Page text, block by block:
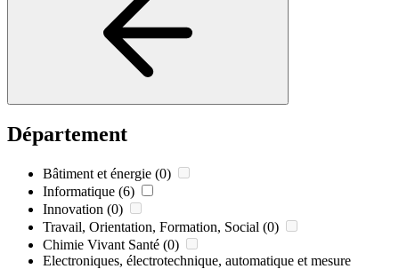
Département
Bâtiment et énergie (0)
Informatique (6)
Innovation (0)
Travail, Orientation, Formation, Social (0)
Chimie Vivant Santé (0)
Electroniques, électrotechnique, automatique et mesure